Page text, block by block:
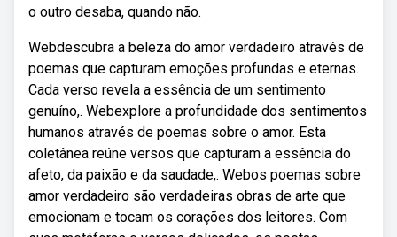
o outro desaba, quando não.
Webdescubra a beleza do amor verdadeiro através de
poemas que capturam emoções profundas e eternas.
Cada verso revela a essência de um sentimento
genuíno,. Webexplore a profundidade dos sentimentos
humanos através de poemas sobre o amor. Esta
coletânea reúne versos que capturam a essência do
afeto, da paixão e da saudade,. Webos poemas sobre
amor verdadeiro são verdadeiras obras de arte que
emocionam e tocam os corações dos leitores. Com